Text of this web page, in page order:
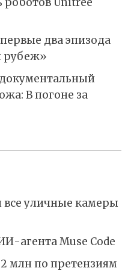
два эпизода
рубеж»
В погоне за
все уличные камеры
агента Muse Code
млн по претензиям